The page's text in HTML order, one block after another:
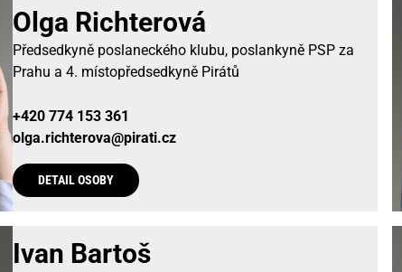
Olga Richterová
Předsedkyně poslaneckého klubu, poslankyně PSP za
Prahu a 4. místopředsedkyně Pirátů
+420 774 153 361
olga.richterova@pirati.cz
DETAIL OSOBY
Ivan Bartoš